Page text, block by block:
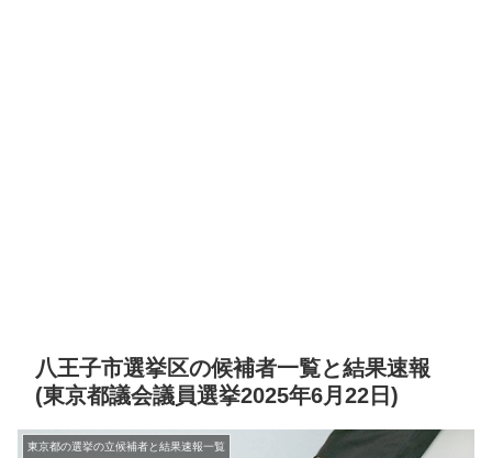
八王子市選挙区の候補者一覧と結果速報
(東京都議会議員選挙2025年6月22日)
東京都の選挙の立候補者と結果速報一覧